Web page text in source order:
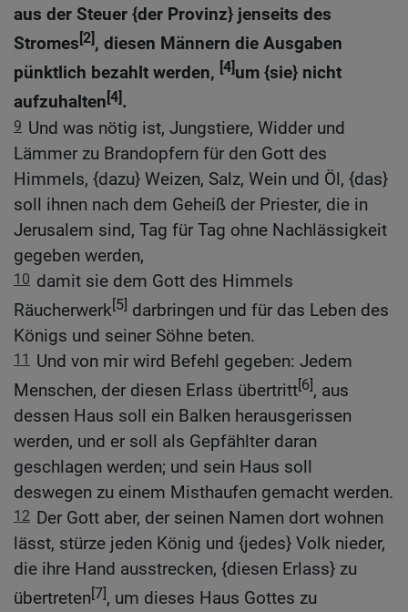
aus der Steuer {der Provinz} jenseits des
Stromes [2], diesen Männern die Ausgaben
pünktlich bezahlt werden, [4]um {sie} nicht
aufzuhalten [4].
9 Und was nötig ist, Jungstiere, Widder und
Lämmer zu Brandopfern für den Gott des
Himmels, {dazu} Weizen, Salz, Wein und Öl, {das}
soll ihnen nach dem Geheiß der Priester, die in
Jerusalem sind, Tag für Tag ohne Nachlässigkeit
gegeben werden,
10 damit sie dem Gott des Himmels
Räucherwerk[5] darbringen und für das Leben des
Königs und seiner Söhne beten.
11 Und von mir wird Befehl gegeben: Jedem
Menschen, der diesen Erlass übertritt[6], aus
dessen Haus soll ein Balken herausgerissen
werden, und er soll als Gepfählter daran
geschlagen werden; und sein Haus soll
deswegen zu einem Misthaufen gemacht werden.
12 Der Gott aber, der seinen Namen dort wohnen
lässt, stürze jeden König und {jedes} Volk nieder,
die ihre Hand ausstrecken, {diesen Erlass} zu
übertreten[7], um dieses Haus Gottes zu